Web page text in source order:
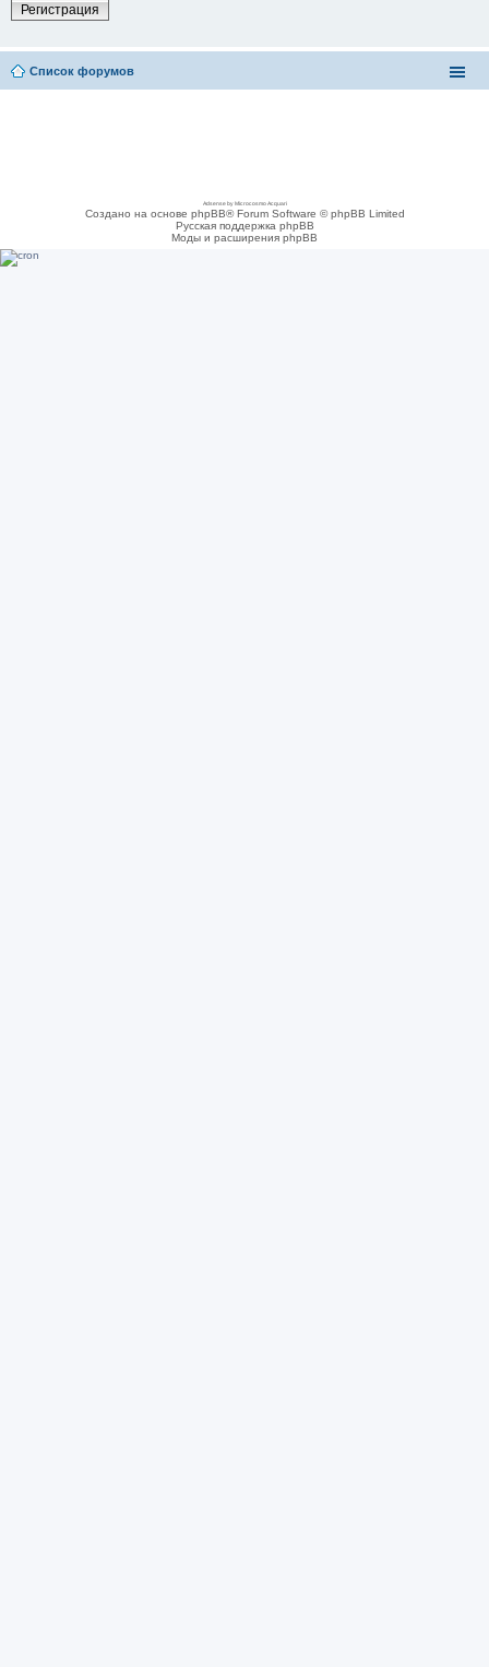
Регистрация
Список форумов
Adsense by Microcosmo Acquari
Создано на основе phpBB® Forum Software © phpBB Limited
Русская поддержка phpBB
Моды и расширения phpBB